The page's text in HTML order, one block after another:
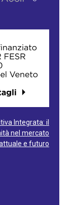
Integrata: il
nel mercato
e futuro